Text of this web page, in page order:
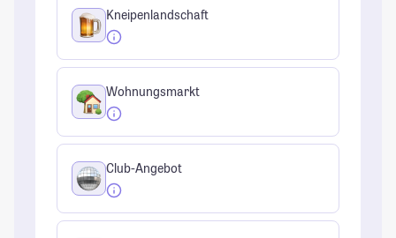
Kneipenlandschaft
Wohnungsmarkt
Club-Angebot